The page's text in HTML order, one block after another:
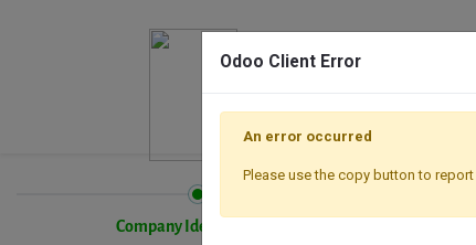
Company Identification
Odoo Client Error
An error occurred
Please use the copy button to